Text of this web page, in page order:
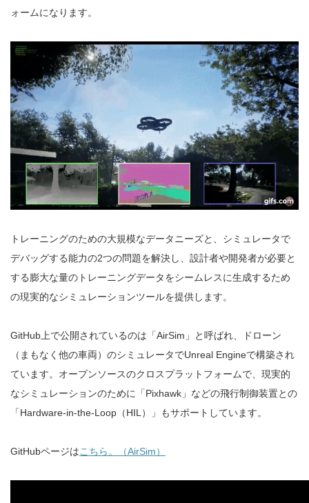
ォームになります。
トレーニングのための大規模なデータニーズと、シミュレータで
デバッグする能力の2つの問題を解決し、設計者や開発者が必要と
する膨大な量のトレーニングデータをシームレスに生成するため
の現実的なシミュレーションツールを提供します。
GitHub上で公開されているのは「AirSim」と呼ばれ、ドローン
（まもなく他の車両）のシミュレータでUnreal Engineで構築され
ています。オープンソースのクロスプラットフォームで、現実的
なシミュレーションのために「Pixhawk」などの飛行制御装置との
「Hardware-in-the-Loop（HIL）」もサポートしています。
GitHubページはこちら。（AirSim）